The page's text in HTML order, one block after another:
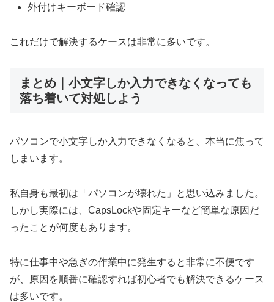
外付けキーボード確認
これだけで解決するケースは非常に多いです。
まとめ｜小文字しか入力できなくなっても
落ち着いて対処しよう
パソコンで小文字しか入力できなくなると、本当に焦って
しまいます。
私自身も最初は「パソコンが壊れた」と思い込みました。
しかし実際には、CapsLockや固定キーなど簡単な原因だ
ったことが何度もあります。
特に仕事中や急ぎの作業中に発生すると非常に不便です
が、原因を順番に確認すれば初心者でも解決できるケース
は多いです。